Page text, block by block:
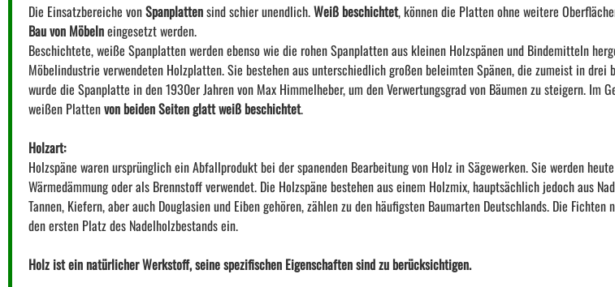
Die Einsatzbereiche vonSpanplattensind schier unendlich.Weiß beschichtet, können die Platten ohne weitere
Bau von Möbelneingesetzt werden.
Beschichtete, weiße Spanplatten werden ebenso wie die rohen Spanplatten aus kleinen Holzspänen und Bindemitteln
Möbelindustrie verwendeten Holzplatten. Sie bestehen aus unterschiedlich großen beleimten Spänen, die zumeist in
wurde die Spanplatte in den 1930er Jahren von Max Himmelheber, um den Verwertungsgrad von Bäumen zu steigern. Im
weißen Plattenvon beiden Seiten glatt weiß beschichtet.
Holzart:
Holzspäne waren ursprünglich ein Abfallprodukt bei der spanenden Bearbeitung von Holz in Sägewerken. Sie werden
Wärmedämmung oder als Brennstoff verwendet. Die Holzspäne bestehen aus einem Holzmix, hauptsächlich jedoch aus
Tannen, Kiefern, aber auch Douglasien und Eiben gehören, zählen zu den häufigsten Baumarten Deutschlands. Die
den ersten Platz des Nadelholzbestands ein.
Holz ist ein natürlicher Werkstoff, seine spezifischen Eigenschaften sind zu berücksichtigen.